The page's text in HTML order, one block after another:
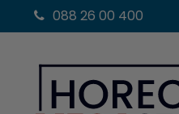
088 26 00 400